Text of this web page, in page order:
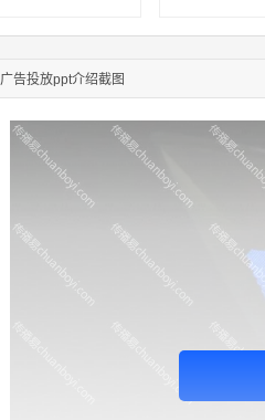
11:44:28 130****3379
广告投放ppt介绍截图